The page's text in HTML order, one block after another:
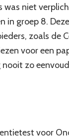
niet
in groep 8.
zoals de
voor een
nooit zo
voor